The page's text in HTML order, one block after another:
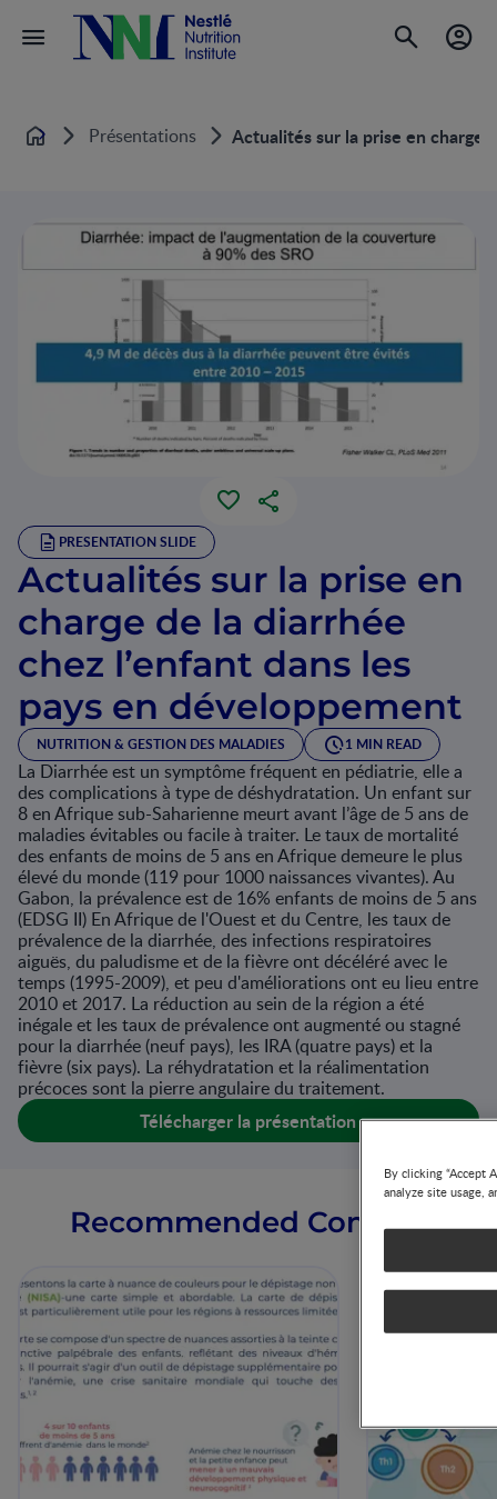
Home Présentations Actualités sur la prise en charge
PRESENTATION SLIDE
Actualités sur la prise en
charge de la diarrhée
chez l’enfant dans les
pays en développement
NUTRITION & GESTION DES MALADIES 1 MIN READ
La Diarrhée est un symptôme fréquent en pédiatrie, elle a
des complications à type de déshydratation. Un enfant sur
8 en Afrique sub-Saharienne meurt avant l’âge de 5 ans de
maladies évitables ou facile à traiter. Le taux de mortalité
des enfants de moins de 5 ans en Afrique demeure le plus
élevé du monde (119 pour 1000 naissances vivantes). Au
Gabon, la prévalence est de 16% enfants de moins de 5 ans
(EDSG II) En Afrique de l'Ouest et du Centre, les taux de
prévalence de la diarrhée, des infections respiratoires
aiguës, du paludisme et de la fièvre ont décéléré avec le
temps (1995-2009), et peu d'améliorations ont eu lieu entre
2010 et 2017. La réduction au sein de la région a été
inégale et les taux de prévalence ont augmenté ou stagné
pour la diarrhée (neuf pays), les IRA (quatre pays) et la
fièvre (six pays). La réhydratation et la réalimentation
précoces sont la pierre angulaire du traitement.
Télécharger la présentation
Recommended Content
By clicking “Accept
analyze site usage,